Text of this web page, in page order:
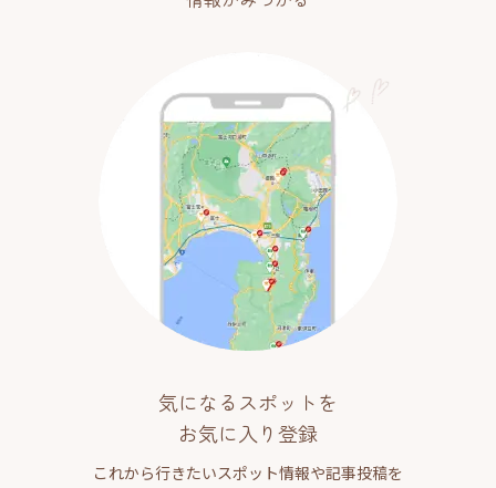
気になるスポットを
お気に入り登録
これから行きたいスポット情報や記事投稿を